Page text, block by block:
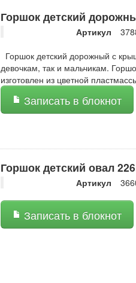
Горшок детский
Артикул
Горшок детский дорожный с
девочкам, так и мальчикам.
изготовлен из цветной
Записать в блокнот
Горшок детский овал
Артикул
Записать в блокнот